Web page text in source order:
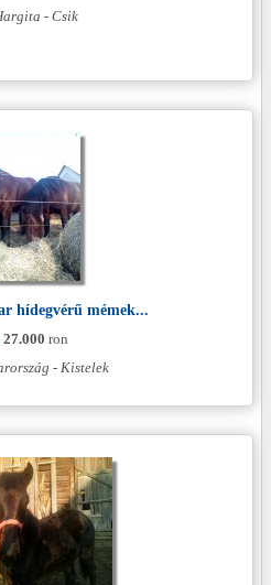
- Csik
hídegvérű mémek...
27.000 ron
- Kistelek